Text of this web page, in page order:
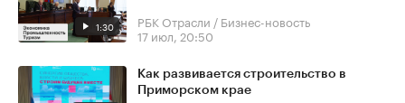
1:30
РБК Отрасли / Бизнес-новость
17 июл, 20:50
Как развивается строительство в
Приморском крае